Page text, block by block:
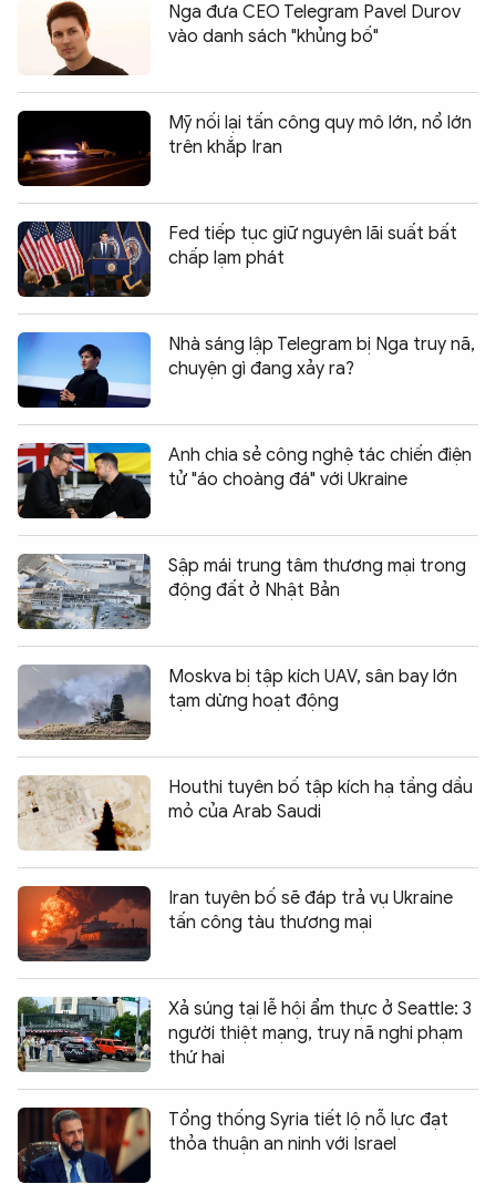
Nga đưa CEO Telegram Pavel Durov
vào danh sách "khủng bố"
Mỹ nối lại tấn công quy mô lớn, nổ lớn
trên khắp Iran
Fed tiếp tục giữ nguyên lãi suất bất
chấp lạm phát
Nhà sáng lập Telegram bị Nga truy nã,
chuyện gì đang xảy ra?
Anh chia sẻ công nghệ tác chiến điện
tử "áo choàng đá" với Ukraine
Sập mái trung tâm thương mại trong
động đất ở Nhật Bản
Moskva bị tập kích UAV, sân bay lớn
tạm dừng hoạt động
Houthi tuyên bố tập kích hạ tầng dầu
mỏ của Arab Saudi
Iran tuyên bố sẽ đáp trả vụ Ukraine
tấn công tàu thương mại
Xả súng tại lễ hội ẩm thực ở Seattle: 3
người thiệt mạng, truy nã nghi phạm
thứ hai
Tổng thống Syria tiết lộ nỗ lực đạt
thỏa thuận an ninh với Israel